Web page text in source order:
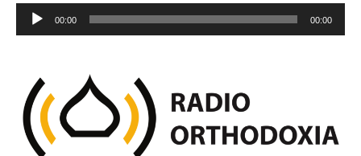
Odtwarzacz
plików
00:00 00:00